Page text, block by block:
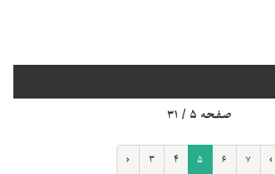
صفحه ۵ / ۳۱
‹ ۳ ۴ ۵ ۶ ۷ ›